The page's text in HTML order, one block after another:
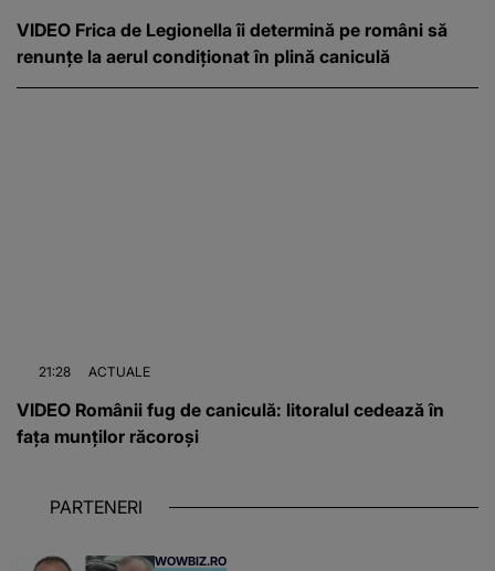
VIDEO Frica de Legionella îi determină pe români să
renunțe la aerul condiționat în plină caniculă
21:28 ACTUALE
VIDEO Românii fug de caniculă: litoralul cedează în
fața munților răcoroși
PARTENERI
WOWBIZ.RO